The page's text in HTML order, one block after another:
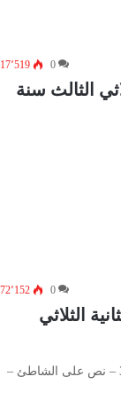
0 17٬519
الثالث سنة
0 72٬152
الثلاثي
تقييم في مادة القراءة السنة الثانية الثلاثي 3 – نص على الشاطئ –